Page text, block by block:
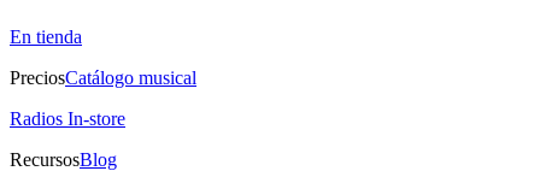
En tienda
PreciosCatálogo musical
Radios In-store
RecursosBlog